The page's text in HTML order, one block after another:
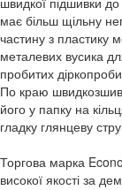
має більш щільну
частину з пластику
металевих вусика
пробитих
По краю
його у папку на
гладку глянцеву
Торгова марка
високої якості за